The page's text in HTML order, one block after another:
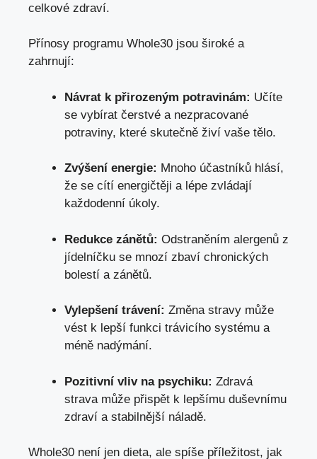
celkové zdraví.
Přínosy programu Whole30 jsou široké a
zahrnují:
Návrat k přirozeným potravinám: Učíte
se vybírat čerstvé a nezpracované
potraviny, které skutečně živí vaše tělo.
Zvýšení energie: Mnoho účastníků hlásí,
že se cítí energičtěji a lépe zvládají
každodenní úkoly.
Redukce zánětů: Odstraněním alergenů z
jídelníčku se mnozí zbaví chronických
bolestí a zánětů.
Vylepšení trávení: Změna stravy může
vést k lepší funkci trávicího systému a
méně nadýmání.
Pozitivní vliv na psychiku: Zdravá
strava může přispět k lepšímu duševnímu
zdraví a stabilnější náladě.
Whole30 není jen dieta, ale spíše příležitost, jak